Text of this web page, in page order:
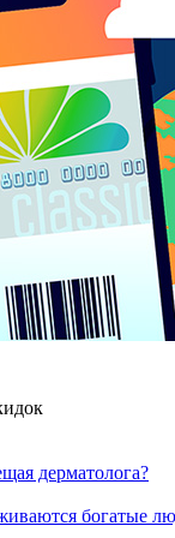
дерматолога?
богатые